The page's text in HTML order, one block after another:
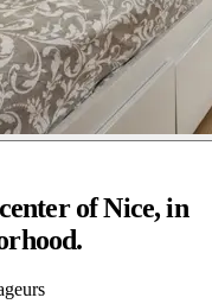
of Nice, in